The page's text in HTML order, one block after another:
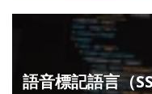
語音標記語言（